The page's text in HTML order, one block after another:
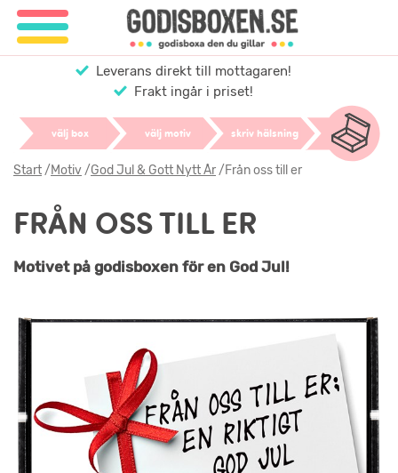
Leverans direkt till mottagaren!
Frakt ingår i priset!
välj box välj motiv skriv hälsning
Start/Motiv/God Jul & Gott Nytt År/Från oss till er
FRÅN OSS TILL ER
Motivet på godisboxen för en God Jul!